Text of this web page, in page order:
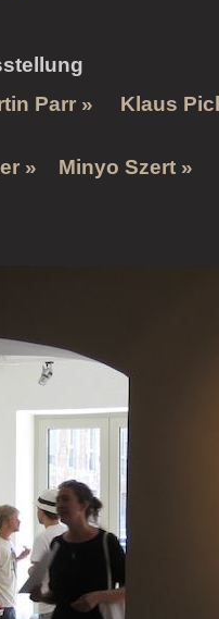
Parr »
Klaus
»
Minyo Szert »